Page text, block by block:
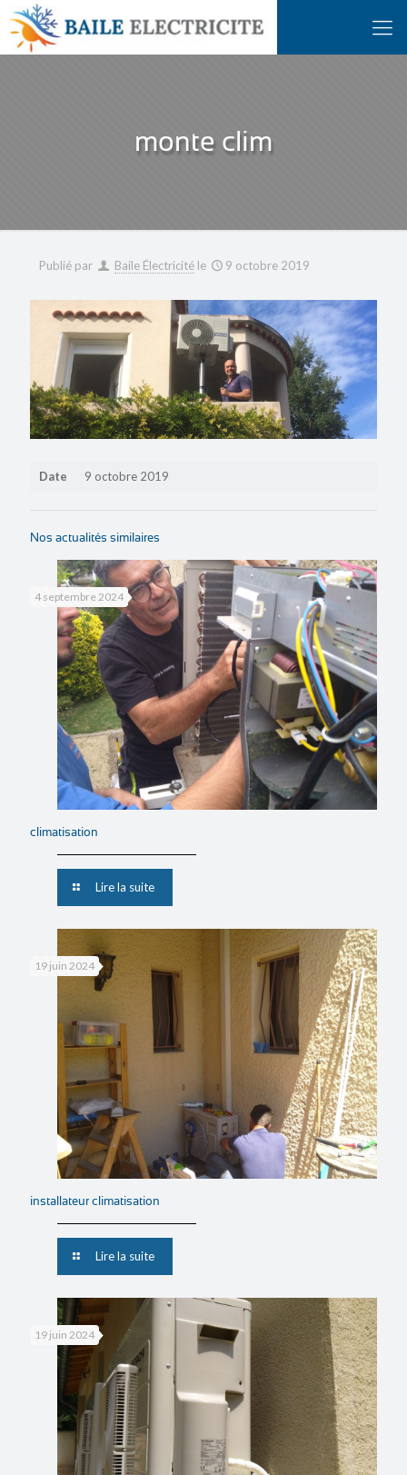
monte clim
Publié par Baile Électricité le 9 octobre 2019
Date 9 octobre 2019
Nos actualités similaires
4 septembre 2024
climatisation
Lire la suite
19 juin 2024
installateur climatisation
Lire la suite
19 juin 2024